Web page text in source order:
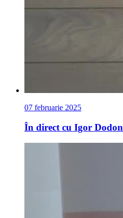
07 februarie 2025
În direct cu Igor Dodon